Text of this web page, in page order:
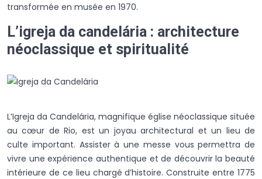
transformée en musée en 1970.
L’igreja da candelária : architecture
néoclassique et spiritualité
L’Igreja da Candelária, magnifique église néoclassique située
au cœur de Rio, est un joyau architectural et un lieu de
culte important. Assister à une messe vous permettra de
vivre une expérience authentique et de découvrir la beauté
intérieure de ce lieu chargé d’histoire. Construite entre 1775